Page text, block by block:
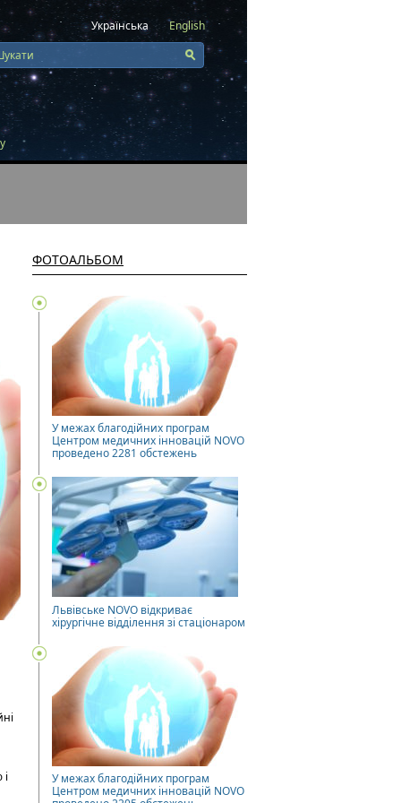
Українська English
ФОТОАЛЬБОМ
У межах благодійних програм
Центром медичних інновацій NOVO
проведено 2281 обстежень
Львівське NOVO відкриває
хірургічне відділення зі стаціонаром
У межах благодійних програм
Центром медичних інновацій NOVO